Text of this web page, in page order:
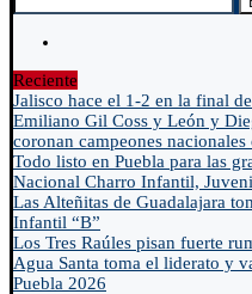
Reciente
Jalisco hace el 1-2 en la final
Emiliano Gil Coss y León y
coronan campeones
Todo listo en Puebla para las
Nacional Charro Infantil,
Las Alteñitas de Guadalajara
Infantil “B”
Los Tres Raúles pisan fuerte
Agua Santa toma el liderato y
Puebla 2026